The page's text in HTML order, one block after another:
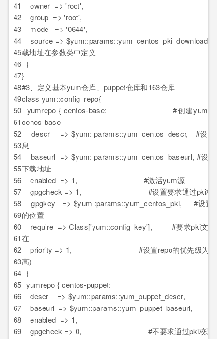
41
42
43
44
45
46
47
48
49
50
51
52
53
54
55
56
57
58
59
60
61
62
63
64
65
66
67
68
69
owner => 'root',
group => 'root',
mode => '0644',
source => $yum::params::yum_centos_pki_download,
载地址在参数类中定义
}
}
#3、定义基本yum仓库、puppet仓库和163仓库
class yum::config_repo{
yumrepo { centos-base: #创建
cenos-base
descr => $yum::params::yum_centos_descr, #设置
息
baseurl => $yum::params::yum_centos_baseurl, #设
下载地址
enabled => 1, #激活yum源
gpgcheck => 1, #设置要求通过pki校
gpgkey => $yum::params::yum_centos_pki, #设置
的位置
require => Class['yum::config_key'], #要求pki文件
在
priority => 1, #设置repo的优先级为1(
高)
}
yumrepo { centos-puppet:
descr => $yum::params::yum_puppet_descr,
baseurl => $yum::params::yum_puppet_baseurl,
enabled => 1,
gpgcheck => 0, #不要求通过pki校验